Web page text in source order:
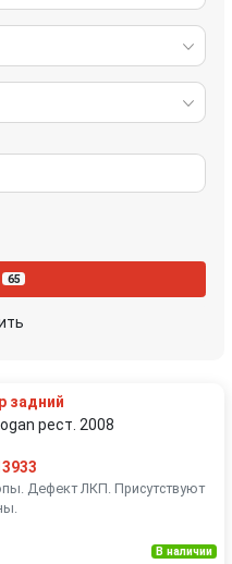
65
задний
рест. 2008
Дефект ЛКП. Присутствуют
В наличии